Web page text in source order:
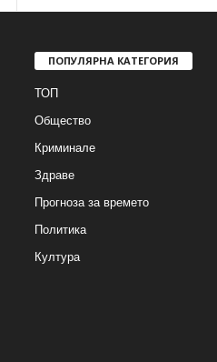
ПОПУЛЯРНА КАТЕГОРИЯ
ТОП
Общество
Криминале
Здраве
Прогноза за времето
Политика
Култура